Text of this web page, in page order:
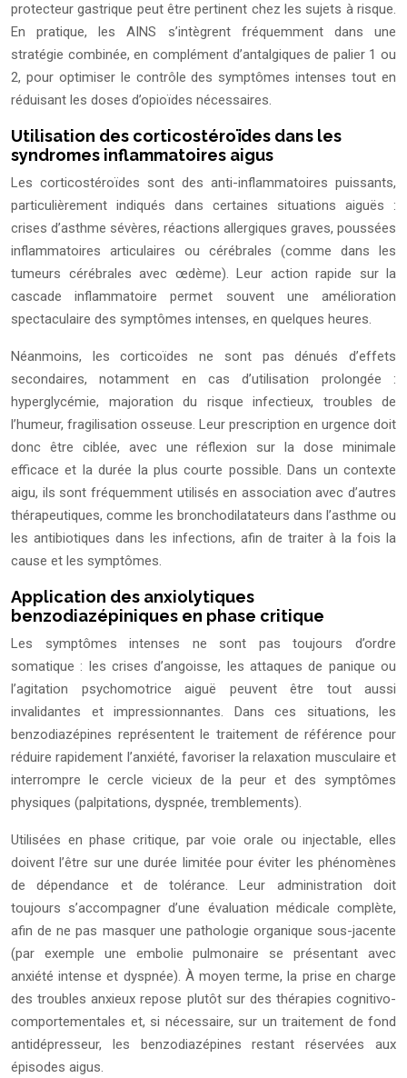
protecteur gastrique peut être pertinent chez les sujets à risque.
En pratique, les AINS s’intègrent fréquemment dans une
stratégie combinée, en complément d’antalgiques de palier 1 ou
2, pour optimiser le contrôle des symptômes intenses tout en
réduisant les doses d’opioïdes nécessaires.
Utilisation des corticostéroïdes dans les
syndromes inflammatoires aigus
Les corticostéroïdes sont des anti-inflammatoires puissants,
particulièrement indiqués dans certaines situations aiguës :
crises d’asthme sévères, réactions allergiques graves, poussées
inflammatoires articulaires ou cérébrales (comme dans les
tumeurs cérébrales avec œdème). Leur action rapide sur la
cascade inflammatoire permet souvent une amélioration
spectaculaire des symptômes intenses, en quelques heures.
Néanmoins, les corticoïdes ne sont pas dénués d’effets
secondaires, notamment en cas d’utilisation prolongée :
hyperglycémie, majoration du risque infectieux, troubles de
l’humeur, fragilisation osseuse. Leur prescription en urgence doit
donc être ciblée, avec une réflexion sur la dose minimale
efficace et la durée la plus courte possible. Dans un contexte
aigu, ils sont fréquemment utilisés en association avec d’autres
thérapeutiques, comme les bronchodilatateurs dans l’asthme ou
les antibiotiques dans les infections, afin de traiter à la fois la
cause et les symptômes.
Application des anxiolytiques
benzodiazépiniques en phase critique
Les symptômes intenses ne sont pas toujours d’ordre
somatique : les crises d’angoisse, les attaques de panique ou
l’agitation psychomotrice aiguë peuvent être tout aussi
invalidantes et impressionnantes. Dans ces situations, les
benzodiazépines représentent le traitement de référence pour
réduire rapidement l’anxiété, favoriser la relaxation musculaire et
interrompre le cercle vicieux de la peur et des symptômes
physiques (palpitations, dyspnée, tremblements).
Utilisées en phase critique, par voie orale ou injectable, elles
doivent l’être sur une durée limitée pour éviter les phénomènes
de dépendance et de tolérance. Leur administration doit
toujours s’accompagner d’une évaluation médicale complète,
afin de ne pas masquer une pathologie organique sous-jacente
(par exemple une embolie pulmonaire se présentant avec
anxiété intense et dyspnée). À moyen terme, la prise en charge
des troubles anxieux repose plutôt sur des thérapies cognitivo-
comportementales et, si nécessaire, sur un traitement de fond
antidépresseur, les benzodiazépines restant réservées aux
épisodes aigus.